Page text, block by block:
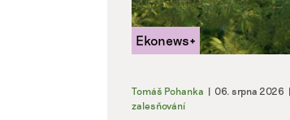
Tomáš Pohanka | 06. srpna 2026 |
zalesňování